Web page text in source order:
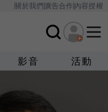
關於我們廣告合作內容授權
影音 活動